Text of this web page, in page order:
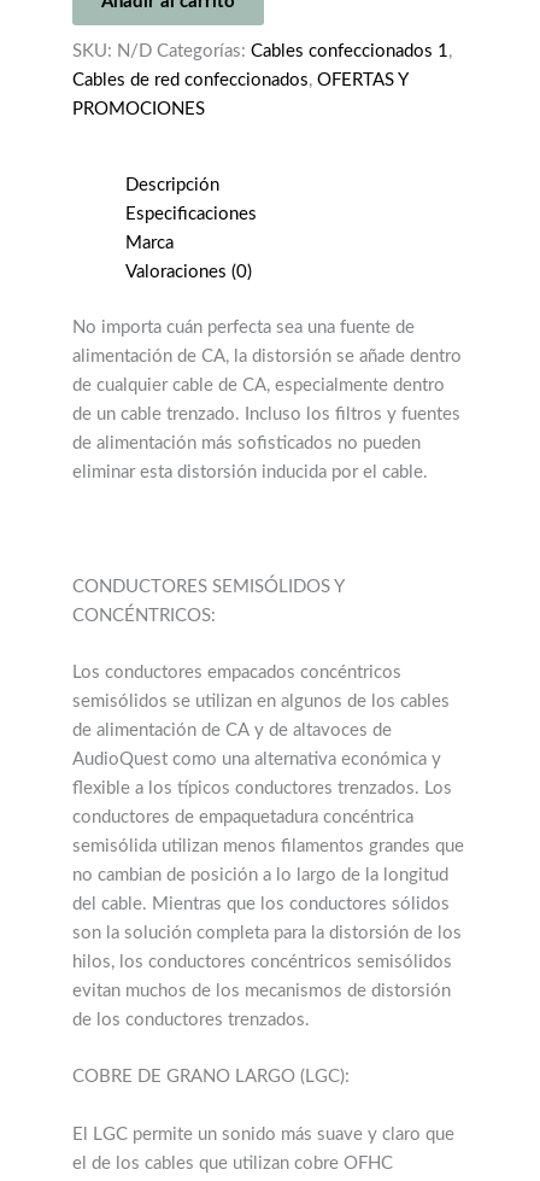
cantidad
SKU: N/D Categorías: Cables confeccionados 1,
Cables de red confeccionados, OFERTAS Y
PROMOCIONES
Descripción
Especificaciones
Marca
Valoraciones (0)
No importa cuán perfecta sea una fuente de
alimentación de CA, la distorsión se añade dentro
de cualquier cable de CA, especialmente dentro
de un cable trenzado. Incluso los filtros y fuentes
de alimentación más sofisticados no pueden
eliminar esta distorsión inducida por el cable.
CONDUCTORES SEMISÓLIDOS Y
CONCÉNTRICOS:
Los conductores empacados concéntricos
semisólidos se utilizan en algunos de los cables
de alimentación de CA y de altavoces de
AudioQuest como una alternativa económica y
flexible a los típicos conductores trenzados. Los
conductores de empaquetadura concéntrica
semisólida utilizan menos filamentos grandes que
no cambian de posición a lo largo de la longitud
del cable. Mientras que los conductores sólidos
son la solución completa para la distorsión de los
hilos, los conductores concéntricos semisólidos
evitan muchos de los mecanismos de distorsión
de los conductores trenzados.
COBRE DE GRANO LARGO (LGC):
El LGC permite un sonido más suave y claro que
el de los cables que utilizan cobre OFHC